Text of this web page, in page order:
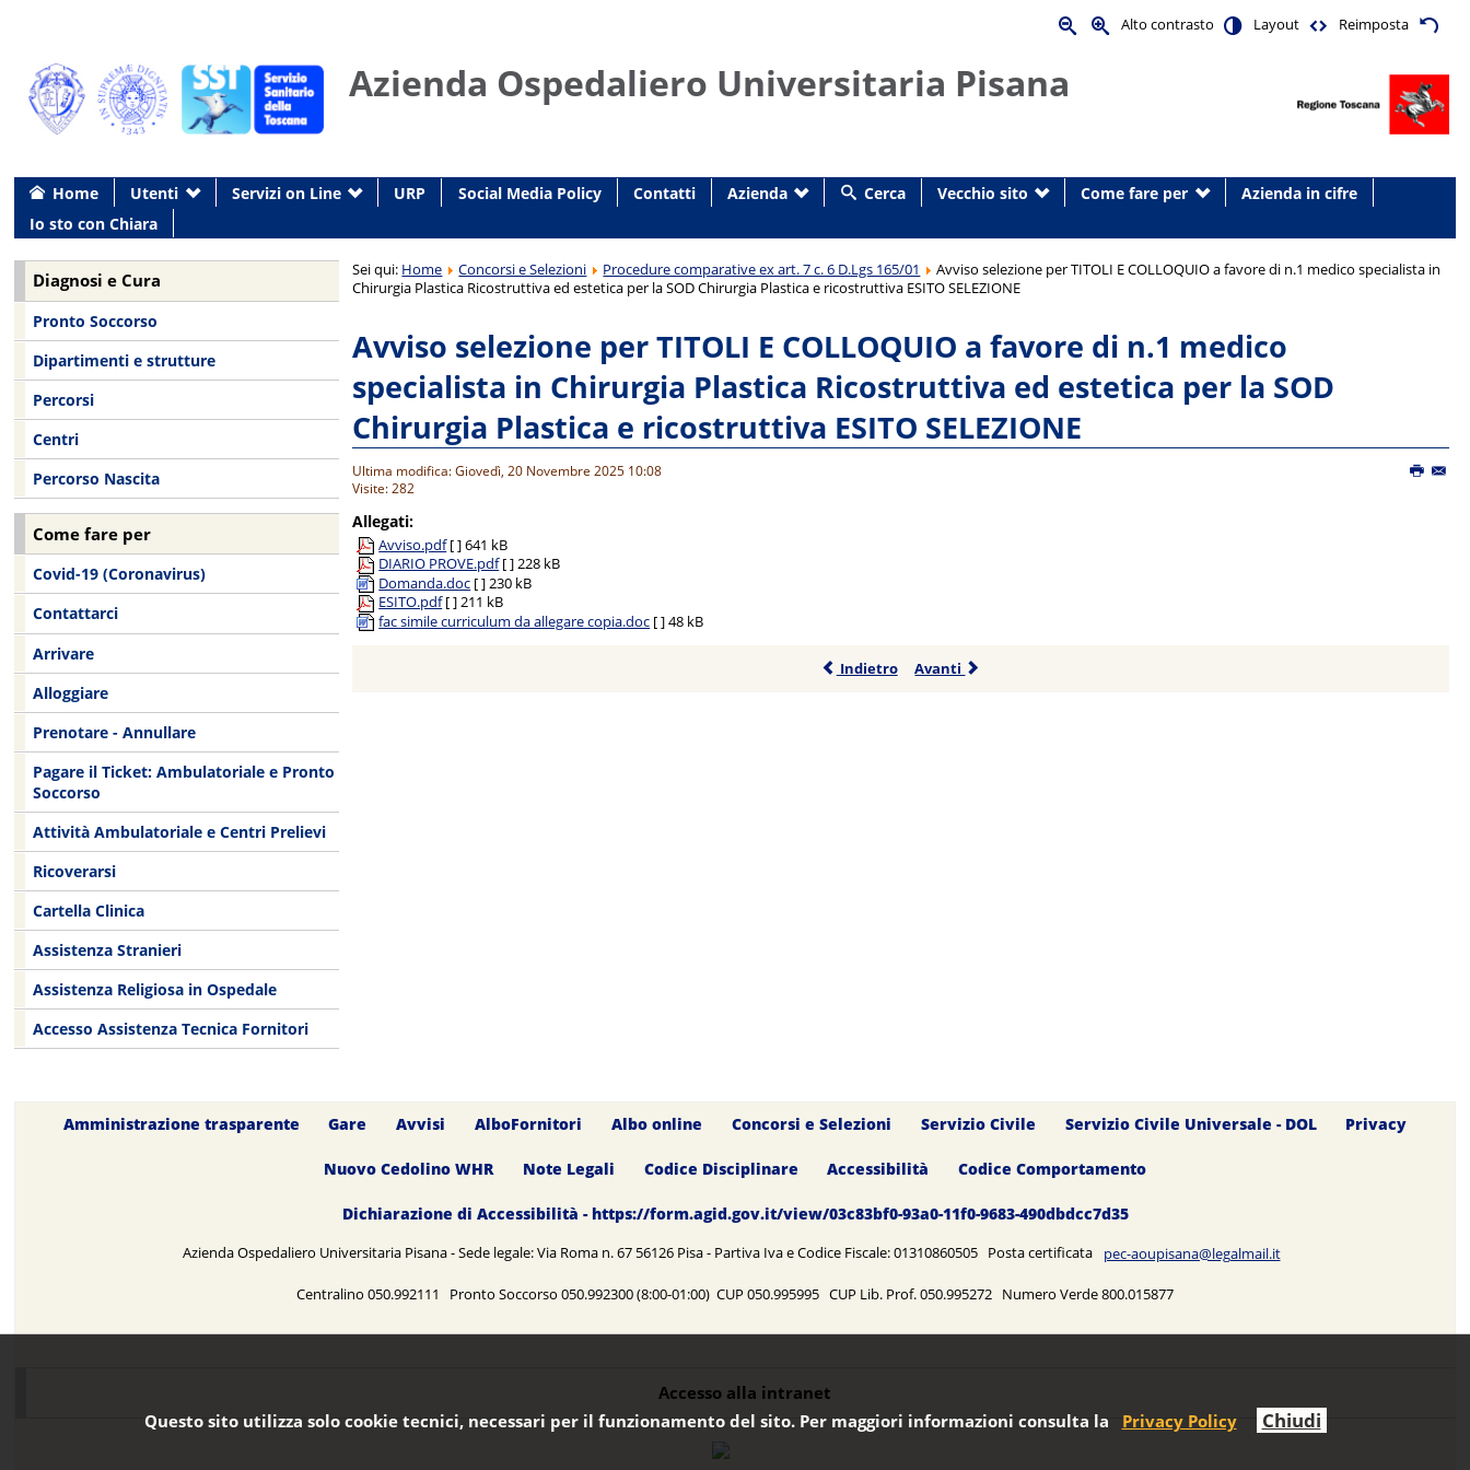
Alto contrasto Layout Reimposta
Azienda Ospedaliero Universitaria Pisana
Home Utenti Servizi on Line URP Social Media Policy Contatti Azienda Cerca Vecchio sito Come fare per
Azienda in cifre
Io sto con Chiara
Sei qui: Home Concorsi e Selezioni Procedure comparative ex art. 7 c. 6 D.Lgs 165/01
Avviso selezione per TITOLI E COLLOQUIO a favore di n.1 medico specialista in
Chirurgia Plastica Ricostruttiva ed estetica per la SOD Chirurgia Plastica e ricostruttiva ESITO SELEZIONE
Avviso selezione per TITOLI E COLLOQUIO a favore di n.1 medico
specialista in Chirurgia Plastica Ricostruttiva ed estetica per la SOD
Chirurgia Plastica e ricostruttiva ESITO SELEZIONE
Ultima modifica: Giovedì, 20 Novembre 2025 10:08
Visite: 282
Allegati:
Avviso.pdf [ ]641 kB
DIARIO PROVE.pdf [ ]228 kB
Domanda.doc [ ]230 kB
ESITO.pdf [ ]211 kB
fac simile curriculum da allegare copia.doc [ ]48 kB
Indietro Avanti
Diagnosi e Cura
Pronto Soccorso
Dipartimenti e strutture
Percorsi
Centri
Percorso Nascita
Come fare per
Covid-19 (Coronavirus)
Contattarci
Arrivare
Alloggiare
Prenotare - Annullare
Pagare il Ticket: Ambulatoriale e Pronto
Soccorso
Attività Ambulatoriale e Centri Prelievi
Ricoverarsi
Cartella Clinica
Assistenza Stranieri
Assistenza Religiosa in Ospedale
Accesso Assistenza Tecnica Fornitori
Amministrazione trasparente Gare Avvisi AlboFornitori Albo online Concorsi e Selezioni Servizio Civile Servizio Civile Universale - DOL Privacy
Nuovo Cedolino WHR Note Legali Codice Disciplinare Accessibilità Codice Comportamento
Dichiarazione di Accessibilità - https://form.agid.gov.it/view/03c83bf0-93a0-11f0-9683-490dbdcc7d35
Azienda Ospedaliero Universitaria Pisana - Sede legale: Via Roma n. 67 56126 Pisa - Partiva Iva e Codice Fiscale: 01310860505 Posta certificata pec-aoupisana@legalmail.it
Centralino 050.992111 Pronto Soccorso 050.992300 (8:00-01:00) CUP 050.995995 CUP Lib. Prof. 050.995272 Numero Verde 800.015877
Accesso alla intranet
Questo sito utilizza solo cookie tecnici, necessari per il funzionamento del sito. Per maggiori informazioni consulta la Privacy Policy Chiudi